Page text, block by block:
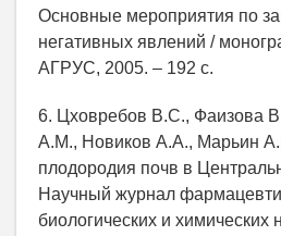
Основные мероприятия по
негативных явлений /
АГРУС, 2005. – 192 с.
6. Цховребов В.С., Фаизова
А.М., Новиков А.А., Марьин
плодородия почв в
Научный журнал
биологических и химических